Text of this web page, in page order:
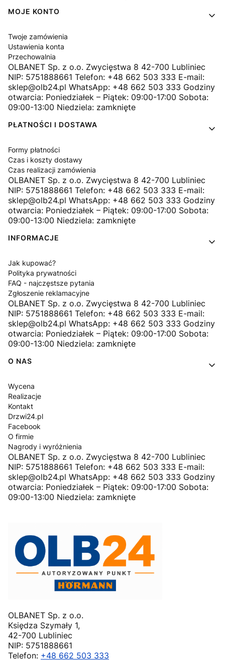
MOJE KONTO
Twoje zamówienia
Ustawienia konta
Przechowalnia
OLBANET Sp. z o.o. Zwycięstwa 8 42-700 Lubliniec
NIP: 5751888661 Telefon: +48 662 503 333 E-mail:
sklep@olb24.pl WhatsApp: +48 662 503 333 Godziny
otwarcia: Poniedziałek – Piątek: 09:00-17:00 Sobota:
09:00-13:00 Niedziela: zamknięte
PŁATNOŚCI I DOSTAWA
Formy płatności
Czas i koszty dostawy
Czas realizacji zamówienia
OLBANET Sp. z o.o. Zwycięstwa 8 42-700 Lubliniec
NIP: 5751888661 Telefon: +48 662 503 333 E-mail:
sklep@olb24.pl WhatsApp: +48 662 503 333 Godziny
otwarcia: Poniedziałek – Piątek: 09:00-17:00 Sobota:
09:00-13:00 Niedziela: zamknięte
INFORMACJE
Jak kupować?
Polityka prywatności
FAQ - najczęstsze pytania
Zgłoszenie reklamacyjne
OLBANET Sp. z o.o. Zwycięstwa 8 42-700 Lubliniec
NIP: 5751888661 Telefon: +48 662 503 333 E-mail:
sklep@olb24.pl WhatsApp: +48 662 503 333 Godziny
otwarcia: Poniedziałek – Piątek: 09:00-17:00 Sobota:
09:00-13:00 Niedziela: zamknięte
O NAS
Wycena
Realizacje
Kontakt
Drzwi24.pl
Facebook
O firmie
Nagrody i wyróżnienia
OLBANET Sp. z o.o. Zwycięstwa 8 42-700 Lubliniec
NIP: 5751888661 Telefon: +48 662 503 333 E-mail:
sklep@olb24.pl WhatsApp: +48 662 503 333 Godziny
otwarcia: Poniedziałek – Piątek: 09:00-17:00 Sobota:
09:00-13:00 Niedziela: zamknięte
OLBANET Sp. z o.o.
Księdza Szymały 1,
42-700 Lubliniec
NIP: 5751888661
Telefon: +48 662 503 333